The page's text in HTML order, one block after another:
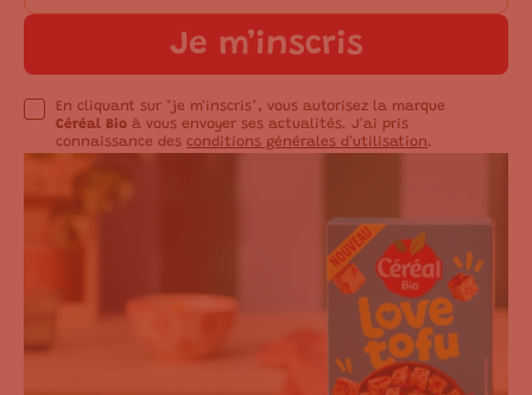
Je m’inscris
En cliquant sur "je m'inscris", vous autorisez la marque
Céréal Bio à vous envoyer ses actualités. J'ai pris
connaissance desconditions générales d'utilisation.